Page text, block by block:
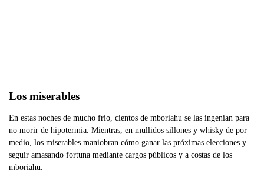
Los miserables
En estas noches de mucho frío, cientos de mboriahu se las ingenian para
no morir de hipotermia. Mientras, en mullidos sillones y whisky de por
medio, los miserables maniobran cómo ganar las próximas elecciones y
seguir amasando fortuna mediante cargos públicos y a costas de los
mboriahu.